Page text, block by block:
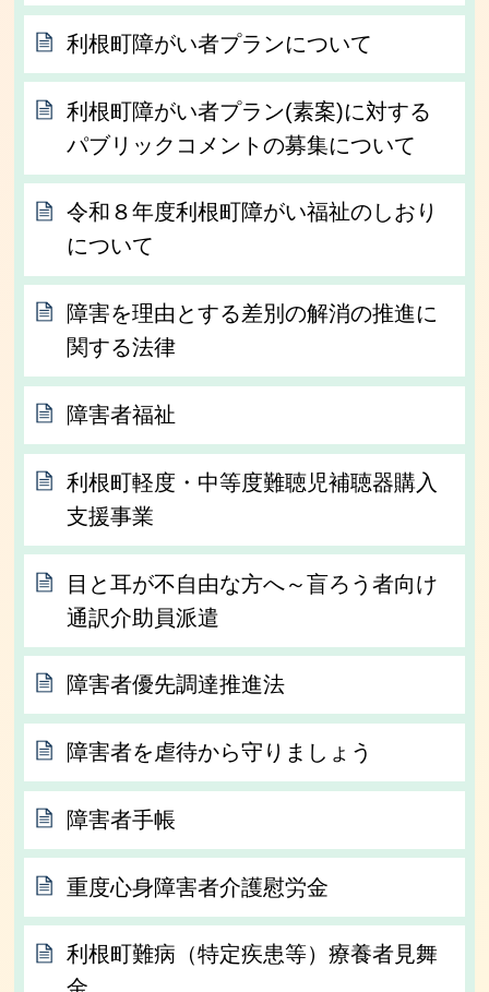
利根町障がい者プランについて
利根町障がい者プラン(素案)に対する
パブリックコメントの募集について
令和８年度利根町障がい福祉のしおり
について
障害を理由とする差別の解消の推進に
関する法律
障害者福祉
利根町軽度・中等度難聴児補聴器購入
支援事業
目と耳が不自由な方へ～盲ろう者向け
通訳介助員派遣
障害者優先調達推進法
障害者を虐待から守りましょう
障害者手帳
重度心身障害者介護慰労金
利根町難病（特定疾患等）療養者見舞